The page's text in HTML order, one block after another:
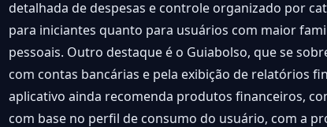
detalhada de despesas e controle organizado por
para iniciantes quanto para usuários com maior
pessoais. Outro destaque é o Guiabolso, que se
com contas bancárias e pela exibição de relatórios
aplicativo ainda recomenda produtos financeiros,
com base no perfil de consumo do usuário, com a